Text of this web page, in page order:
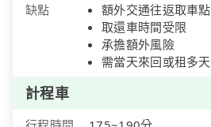
缺點
額外交通往返取車點
取還車時間受限
承擔額外風險
需當天來回或租多天
計程車